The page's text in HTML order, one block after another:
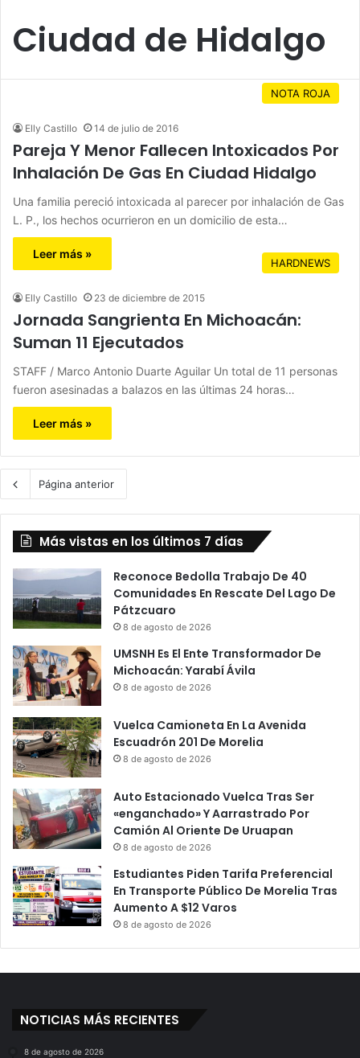
Ciudad de Hidalgo
NOTA ROJA
Elly Castillo 14 de julio de 2016
Pareja Y Menor Fallecen Intoxicados Por
Inhalación De Gas En Ciudad Hidalgo
Una familia pereció intoxicada al parecer por inhalación de Gas
L. P., los hechos ocurrieron en un domicilio de esta…
Leer más »
HARDNEWS
Elly Castillo 23 de diciembre de 2015
Jornada Sangrienta En Michoacán:
Suman 11 Ejecutados
STAFF / Marco Antonio Duarte Aguilar Un total de 11 personas
fueron asesinadas a balazos en las últimas 24 horas…
Leer más »
Página anterior
Más vistas en los últimos 7 días
Reconoce Bedolla Trabajo De 40
Comunidades En Rescate Del Lago De
Pátzcuaro
8 de agosto de 2026
UMSNH Es El Ente Transformador De
Michoacán: Yarabí Ávila
8 de agosto de 2026
Vuelca Camioneta En La Avenida
Escuadrón 201 De Morelia
8 de agosto de 2026
Auto Estacionado Vuelca Tras Ser
«enganchado» Y Aarrastrado Por
Camión Al Oriente De Uruapan
8 de agosto de 2026
Estudiantes Piden Tarifa Preferencial
En Transporte Público De Morelia Tras
Aumento A $12 Varos
8 de agosto de 2026
NOTICIAS MÁS RECIENTES
8 de agosto de 2026